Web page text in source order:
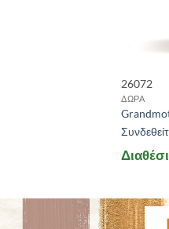
26072
ΔΩΡΑ